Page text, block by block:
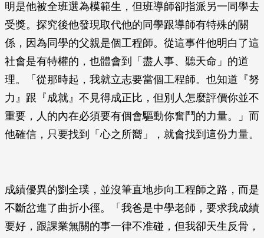
明是他被全班選為模範生，但班導師卻指派另一同學去
受獎。探究後他發現取代他的同學跟導師有特殊的關
係，因為同學的父親是個工程師。從這事件他明白了這
社會是有特權的，也體會到「盡人事、聽天命」的道
理。「從那時起，我就立志要當個工程師。也知道『努
力』跟『成就』不見得成正比，但別人怎麼評價你並不
重要，人的內在必須要有個會驅動你奮鬥的力量。」而
他確信，只要找到「心之所嚮」，就會找到這份力量。
成績優異的劉全璞，並沒筆直地步向工程師之路，而是
不斷岔進了曲折小徑。「我爸是中學老師，要求我成績
要好，跟課業無關的事一律不准碰，但我卻天生反骨，